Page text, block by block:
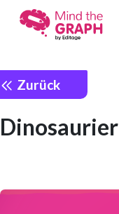
Zurück
Dinosaurier